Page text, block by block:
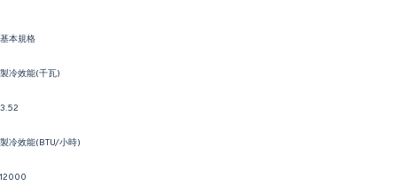
基本規格
製冷效能(千瓦)
3.52
製冷效能(BTU/小時)
12000